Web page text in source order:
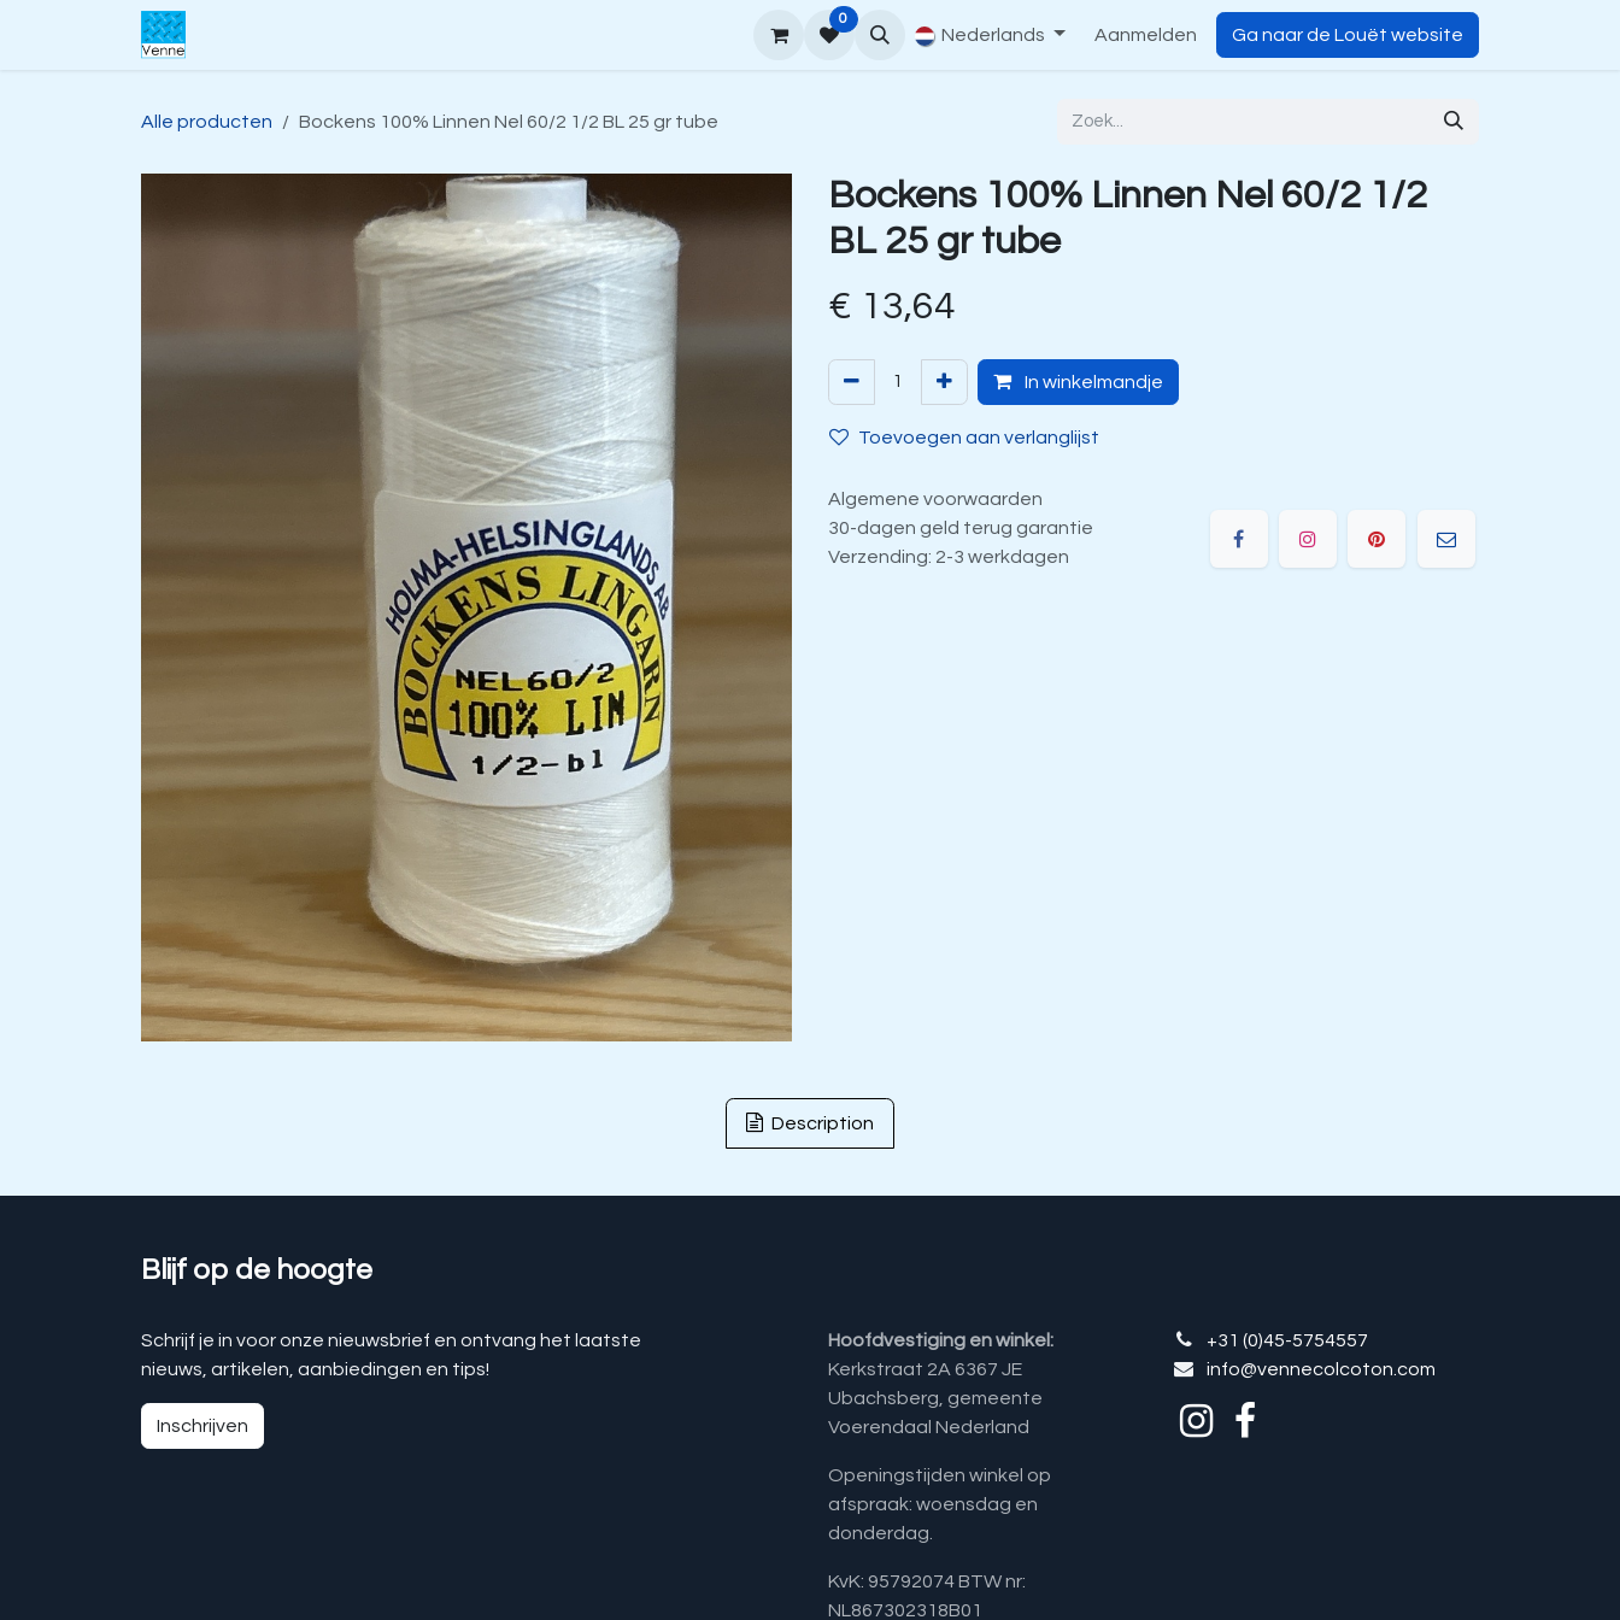
Overslaan naar inhoud
Hoe te bestellen Contact
0
Nederlands Aanmelden Ga naar de Louët website
Alle producten Bockens 100% Linnen Nel 60/2 1/2 BL 25 gr tube
Bockens 100% Linnen Nel 60/2 1/2
BL 25 gr tube
€ 13,64
In winkelmandje
Toevoegen aan verlanglijst
Algemene voorwaarden
30-dagen geld terug garantie
Verzending: 2-3 werkdagen
Description
Blijf op de hoogte
Schrijf je in voor onze nieuwsbrief en ontvang het laatste
nieuws, artikelen, aanbiedingen en tips!
Inschrijven
Hoofdvestiging en winkel:
Kerkstraat 2A 6367 JE
Ubachsberg, gemeente
Voerendaal Nederland
Openingstijden winkel op
afspraak: woensdag en
donderdag.
KvK: 95792074 BTW nr:
NL867302318B01
+31 (0)45-5754557
info@vennecolcoton.com